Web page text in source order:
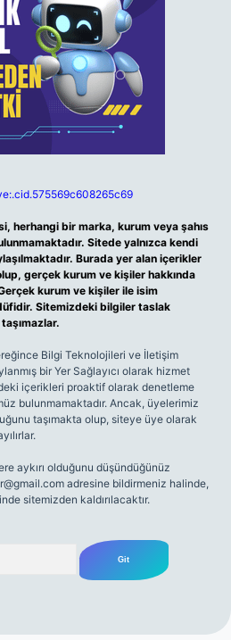
herhangi bir marka, kurum veya şahıs
Sitede yalnızca kendi
Burada yer alan içerikler
gerçek kurum ve kişiler hakkında
kurum ve kişiler ile isim
Sitemizdeki bilgiler taslak
Bilgi Teknolojileri ve İletişim
bir Yer Sağlayıcı olarak hizmet
içerikleri proaktif olarak denetleme
bulunmamaktadır. Ancak, üyelerimiz
taşımakta olup, siteye üye olarak
aykırı olduğunu düşündüğünüz
adresine bildirmeniz halinde,
sitemizden kaldırılacaktır.